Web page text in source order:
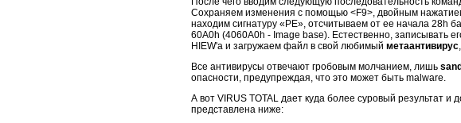
Сохраняем изменения с помощью <F9>, двойным
находим сигнатуру «PE», отсчитываем от ее начала 28h
60A0h (4060A0h - Image base). Естественно, записывать
HIEW'а и загружаем файл в свой любимый метаантивирус
Все антивирусы отвечают гробовым молчанием, лишь
опасности, предупреждая, что это может быть malware.
А вот VIRUS TOTAL дает куда более суровый результат и
представлена ниже: